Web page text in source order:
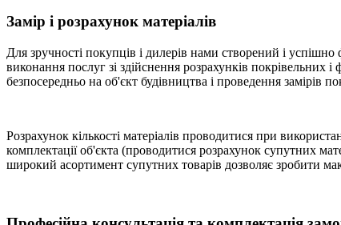
Замір і розрахунок матеріалів
Для зручності покупців і дилерів нами створений і
виконання послуг зі здійснення розрахунків покрівельних
безпосередньо на об'єкт будівництва і проведення замірів
Розрахунок кількості матеріалів проводитися при
комплектації об'єкта (проводитися розрахунок супутних
широкий асортимент супутних товарів дозволяє зробити